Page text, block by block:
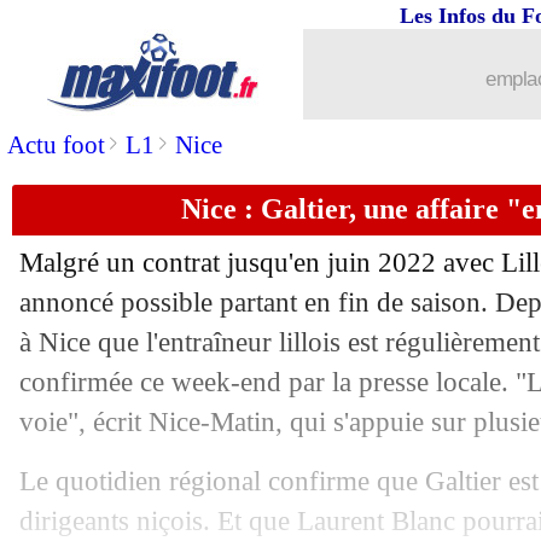
Actu foot> L1 > Nice
Les Infos du
Nice : Galtier, une affaire
Malgré un contrat jusqu'en juin 2022 avec
annoncé possible partant en fin de saison.
à Nice que l'entraîneur lillois est
confirmée ce week-end par la presse locale.
voie", écrit Nice-Matin, qui s'appuie sur
Le quotidien régional confirme que Galtier
dirigeants niçois. Et que Laurent Blanc
Bayern : Lille veut un prêt pour Nübel
16/05 Atletico: Simeone mise sur Suarez
16/05 Ang.: Tottenham double West Ham
16/05 OM: le beau message de Thauvin à
16/05 Nice : Atal répond aux critiques
16/05 Bordeaux: le projet d'un candidat au
16/05 : Luis Henrique admire Neymar